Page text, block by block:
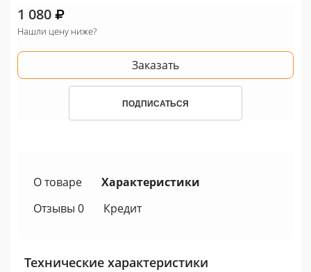
1 080
Нашли цену ниже?
Заказать
ПОДПИСАТЬСЯ
О товаре
Характеристики
Отзывы 0
Кредит
Технические характеристики